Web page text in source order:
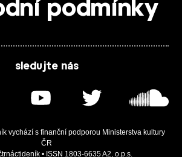
podmínky
sledujte nás
vychází s finanční podporou Ministerstva kultury
ČR
• ISSN 1803-6635 A2, o.p.s.